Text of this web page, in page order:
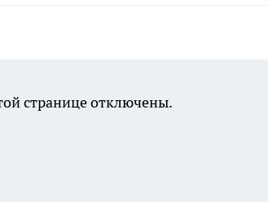
странице отключены.